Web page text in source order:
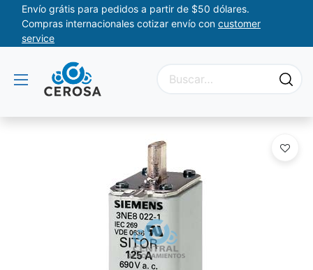
Envío grátis para pedidos a partir de $50 dólares.
Compras internacionales cotizar envío con customer
service